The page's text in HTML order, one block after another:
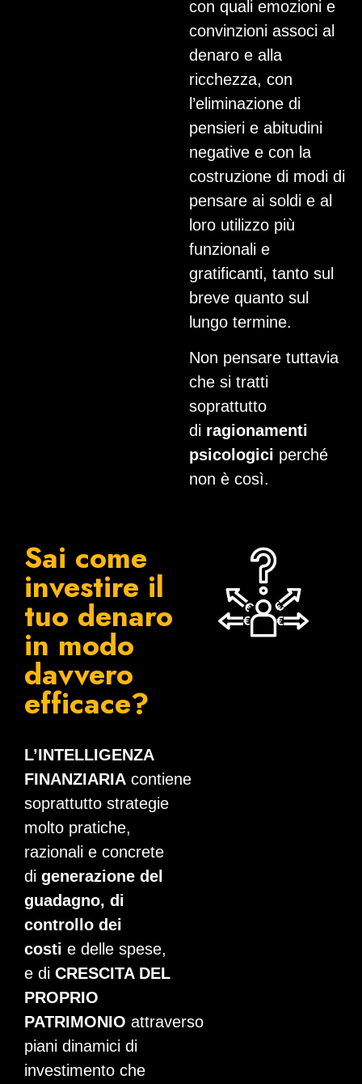
con quali emozioni e
convinzioni associ al
denaro e alla
ricchezza, con
l’eliminazione di
pensieri e abitudini
negative e con la
costruzione di modi di
pensare ai soldi e al
loro utilizzo più
funzionali e
gratificanti, tanto sul
breve quanto sul
lungo termine.
Non pensare tuttavia
che si tratti
soprattutto
di ragionamenti
psicologici perché
non è così.
Sai come
investire il
tuo denaro
in modo
davvero
efficace?
L’INTELLIGENZA
FINANZIARIA contiene
soprattutto strategie
molto pratiche,
razionali e concrete
di generazione del
guadagno, di
controllo dei
costi e delle spese,
e di CRESCITA DEL
PROPRIO
PATRIMONIO attraverso
piani dinamici di
investimento che